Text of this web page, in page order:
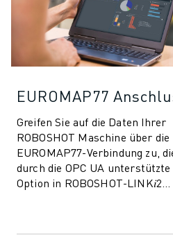
EUROMAP77
Greifen Sie auf die Daten Ihrer
ROBOSHOT Maschine über die
EUROMAP77-Verbindung zu,
durch die OPC UA unterstützte
Option in ROBOSHOT-LINK𝑖2